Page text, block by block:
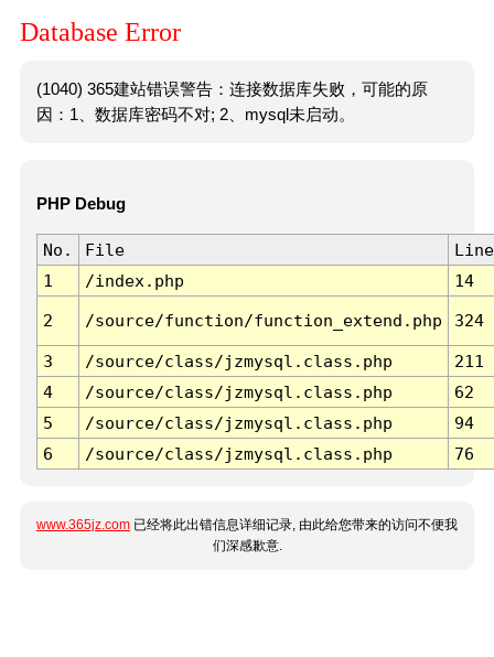
Database Error
(1040) 365建站错误警告：连接数据库失败，可能的原
因：1、数据库密码不对; 2、mysql未启动。
PHP Debug
No. File
Line
1
/index.php 14
2 /source/function/function_extend.php 324
3 /source/class/jzmysql.class.php
211
4
/source/class/jzmysql.class.php
62
5
/source/class/jzmysql.class.php
94
6
/source/class/jzmysql.class.php 76
www.365jz.com 已经将此出错信息详细记录, 由此给您带来的访问不便我
们深感歉意.